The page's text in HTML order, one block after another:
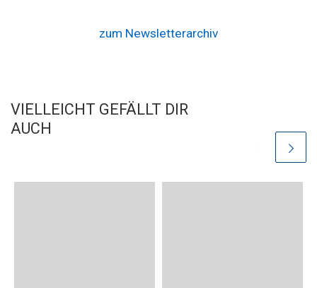
zum Newsletterarchiv
VIELLEICHT GEFÄLLT DIR
AUCH